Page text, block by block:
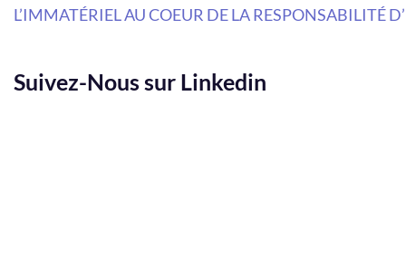
L’IMMATÉRIEL AU COEUR DE LA RESPONSABILITÉ
Suivez-Nous sur Linkedin